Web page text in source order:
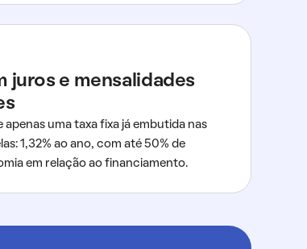
juros e mensalidades
apenas uma taxa fixa já embutida nas
1,32% ao ano, com até 50% de
em relação ao financiamento.